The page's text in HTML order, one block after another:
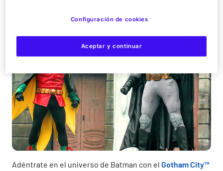
Adéntrate en el universo de Batman con el Gotham City™
Aceptar y continuar
Configuración de cookies